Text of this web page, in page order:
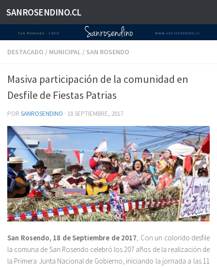
Saltar al contenido
SANROSENDINO.CL
DESTACADO / MUNICIPAL / SAN ROSENDO
Masiva participación de la comunidad en
Desfile de Fiestas Patrias
POR SANROSENDINO · 18 SEPTIEMBRE, 2017
San Rosendo, 18 de Septiembre de 2017; Con un colorido desfile
la comuna de San Rosendo celebró los 207 años de la realización de
la Primera Junta Nacional de Gobierno, iniciando la jornada a las 11